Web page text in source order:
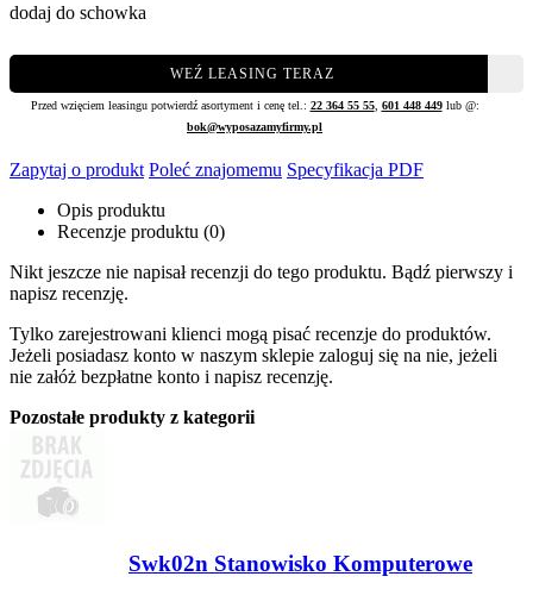
dodaj do schowka
WEŹ LEASING TERAZ
Przed wzięciem leasingu potwierdź asortyment i cenę tel.: 22 364 55 55, 601 448 449lub @:
bok@wyposazamyfirmy.pl
Zapytaj o produkt Poleć znajomemu Specyfikacja PDF
Opis produktu
Recenzje produktu (0)
Nikt jeszcze nie napisał recenzji do tego produktu. Bądź pierwszy i
napisz recenzję.
Tylko zarejestrowani klienci mogą pisać recenzje do produktów.
Jeżeli posiadasz konto w naszym sklepie zaloguj się na nie, jeżeli
nie załóż bezpłatne konto i napisz recenzję.
Pozostałe produkty z kategorii
Swk02n Stanowisko Komputerowe